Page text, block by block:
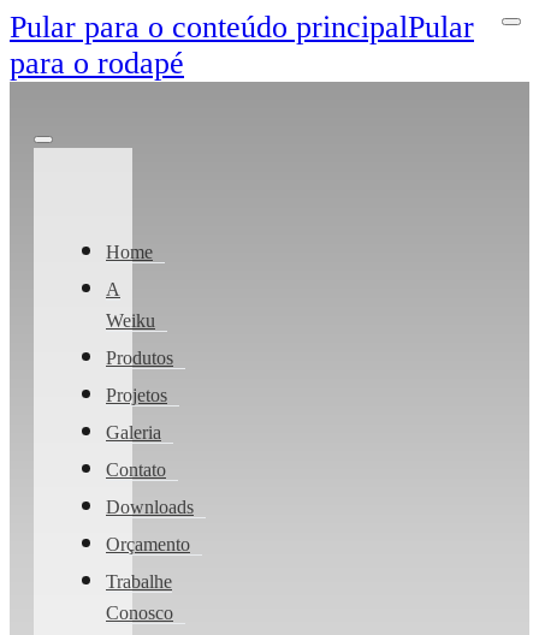
Pular para o conteúdo principalPular
para o rodapé
Home
A
Weiku
Produtos
Projetos
Galeria
Contato
Downloads
Orçamento
Trabalhe
Conosco